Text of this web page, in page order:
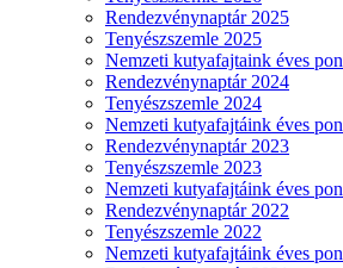
Rendezvénynaptár 2025
Tenyészszemle 2025
Nemzeti kutyafajtaink éves
Rendezvénynaptár 2024
Tenyészszemle 2024
Nemzeti kutyafajtáink éves
Rendezvénynaptár 2023
Tenyészszemle 2023
Nemzeti kutyafajtáink éves
Rendezvénynaptár 2022
Tenyészszemle 2022
Nemzeti kutyafajtáink éves